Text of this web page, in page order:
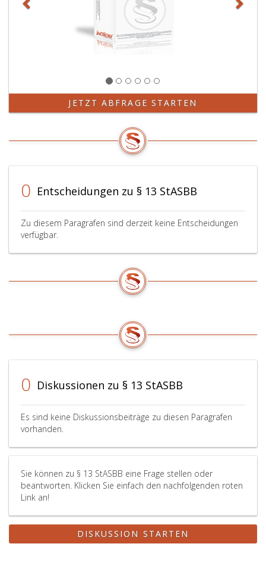
JETZT ABFRAGE STARTEN
0 Entscheidungen zu § 13 StASBB
Zu diesem Paragrafen sind derzeit keine Entscheidungen
verfügbar.
0 Diskussionen zu § 13 StASBB
Es sind keine Diskussionsbeiträge zu diesen Paragrafen
vorhanden.
Sie können zu § 13 StASBB eine Frage stellen oder
beantworten. Klicken Sie einfach den nachfolgenden roten
Link an!
DISKUSSION STARTEN